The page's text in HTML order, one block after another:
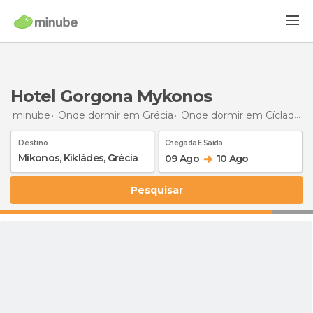
Hotel Gorgona Mykonos
minube Onde dormir em Grécia Onde dormir em Cíclades
Destino Chegada E Saída
09 Ago 10 Ago
Pesquisar